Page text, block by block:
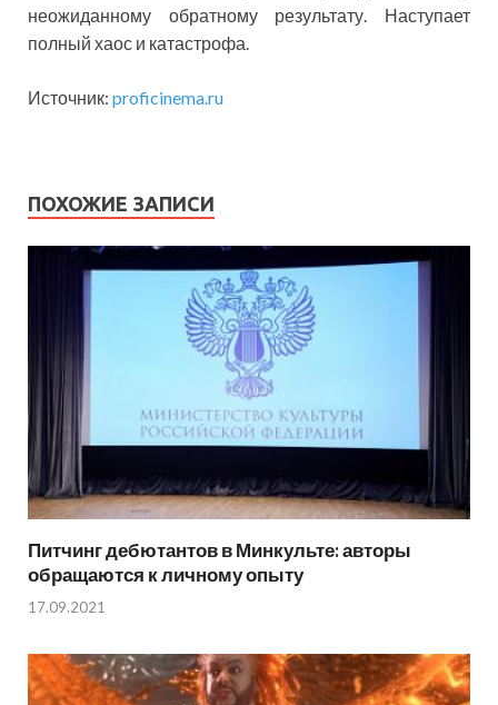
неожиданному обратному результату. Наступает
полный хаос и катастрофа.
Источник: proficinema.ru
ПОХОЖИЕ ЗАПИСИ
Питчинг дебютантов в Минкульте: авторы
обращаются к личному опыту
17.09.2021